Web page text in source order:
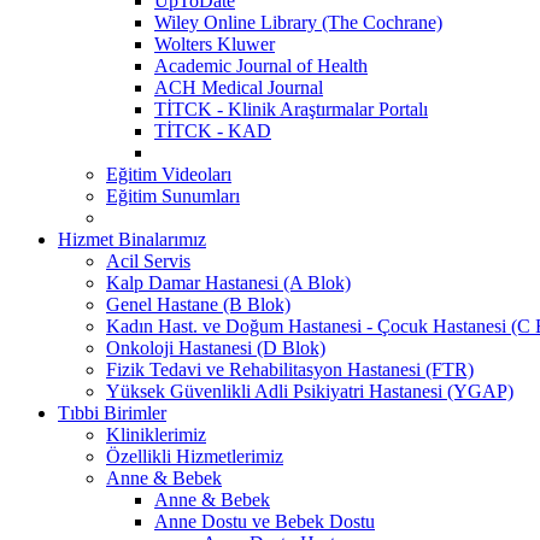
Wiley Online Library (The Cochrane)
Wolters Kluwer
Academic Journal of Health
ACH Medical Journal
TİTCK - Klinik Araştırmalar Portalı
TİTCK - KAD
Eğitim Videoları
Eğitim Sunumları
Hizmet Binalarımız
Acil Servis
Kalp Damar Hastanesi (A Blok)
Genel Hastane (B Blok)
Kadın Hast. ve Doğum Hastanesi - Çocuk Hastanesi (C
Onkoloji Hastanesi (D Blok)
Fizik Tedavi ve Rehabilitasyon Hastanesi (FTR)
Yüksek Güvenlikli Adli Psikiyatri Hastanesi (YGAP)
Tıbbi Birimler
Kliniklerimiz
Özellikli Hizmetlerimiz
Anne & Bebek
Anne & Bebek
Anne Dostu ve Bebek Dostu